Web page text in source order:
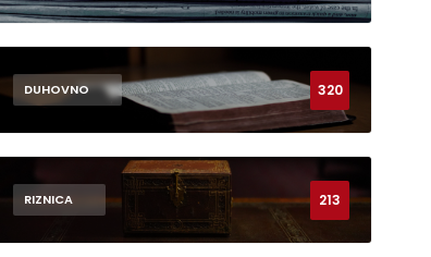
DUHOVNO 320
RIZNICA 213